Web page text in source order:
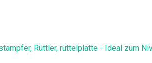
Rüttler, rüttelplatte - Ideal zum